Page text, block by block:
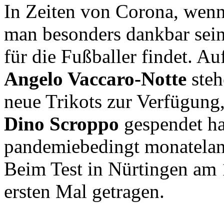
In Zeiten von Corona,
man besonders dankbar
für die Fußballer findet.
Angelo Vaccaro-Notte
neue Trikots zur
Dino Scroppo gespendet
pandemiebedingt
Beim Test in Nürtingen
ersten Mal getragen.